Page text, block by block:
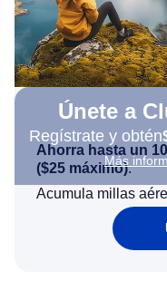
Únete a
Regístrate y obtén
Más
Ahorra hasta un
($25 máximo).
Acumula millas